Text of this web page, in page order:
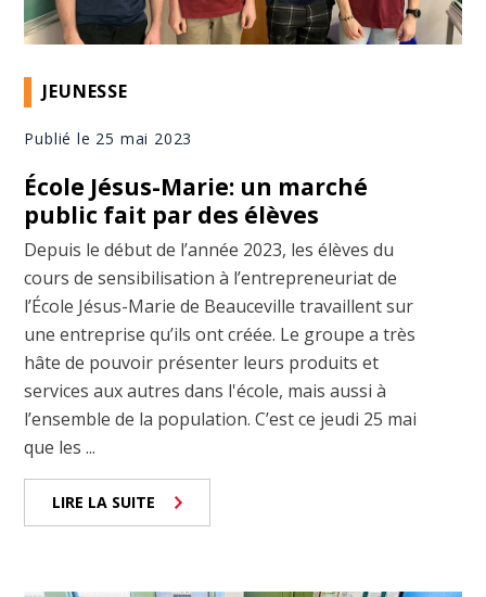
JEUNESSE
Publié le 25 mai 2023
École Jésus-Marie: un marché
public fait par des élèves
Depuis le début de l’année 2023, les élèves du
cours de sensibilisation à l’entrepreneuriat de
l’École Jésus-Marie de Beauceville travaillent sur
une entreprise qu’ils ont créée. Le groupe a très
hâte de pouvoir présenter leurs produits et
services aux autres dans l'école, mais aussi à
l’ensemble de la population. C’est ce jeudi 25 mai
que les ...
LIRE LA SUITE